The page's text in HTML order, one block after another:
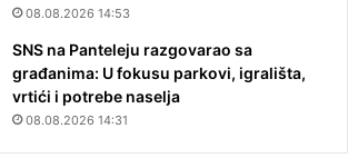
08.08.2026 14:53
SNS na Panteleju razgovarao sa
građanima: U fokusu parkovi, igrališta,
vrtići i potrebe naselja
08.08.2026 14:31